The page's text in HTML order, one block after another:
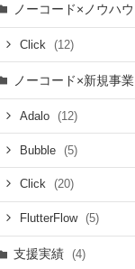
ノーコード×ノウハウ
Click (12)
ノーコード×新規事業
Adalo (12)
Bubble (5)
Click (20)
FlutterFlow (5)
支援実績 (4)